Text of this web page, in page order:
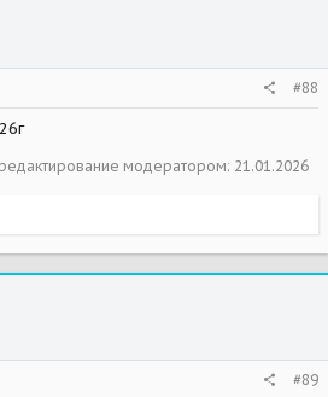
#88
модератором: 21.01.2026
#89